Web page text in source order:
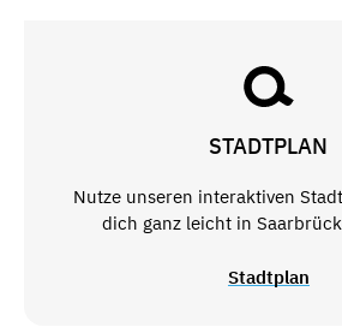
STADTPLAN
Nutze unseren interaktiven
dich ganz leicht in
Stadtplan